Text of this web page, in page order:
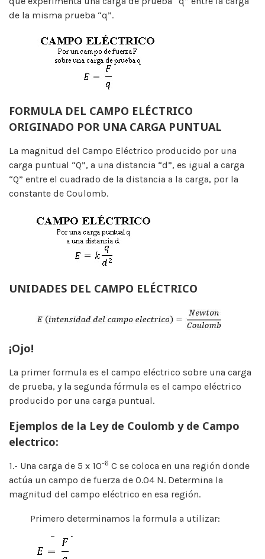
de la misma prueba “q”.
FORMULA DEL CAMPO ELÉCTRICO
ORIGINADO POR UNA CARGA PUNTUAL
La magnitud del Campo Eléctrico producido por una
carga puntual “Q”, a una distancia “d”, es igual a carga
“Q” entre el cuadrado de la distancia a la carga, por la
constante de Coulomb.
UNIDADES DEL CAMPO ELÉCTRICO
¡Ojo!
La primer formula es el campo eléctrico sobre una carga
de prueba, y la segunda fórmula es el campo eléctrico
producido por una carga puntual.
Ejemplos de la Ley de Coulomb y de Campo
electrico:
1.- Una carga de 5 x 10-6 C se coloca en una región donde
actúa un campo de fuerza de 0.04 N. Determina la
magnitud del campo eléctrico en esa región.
Primero determinamos la formula a utilizar: